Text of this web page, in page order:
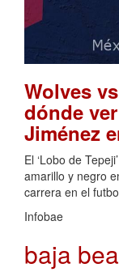
Wolves
dónde
Jiménez
El ‘Lobo de
amarillo y negro
carrera en el
Infobae
baja